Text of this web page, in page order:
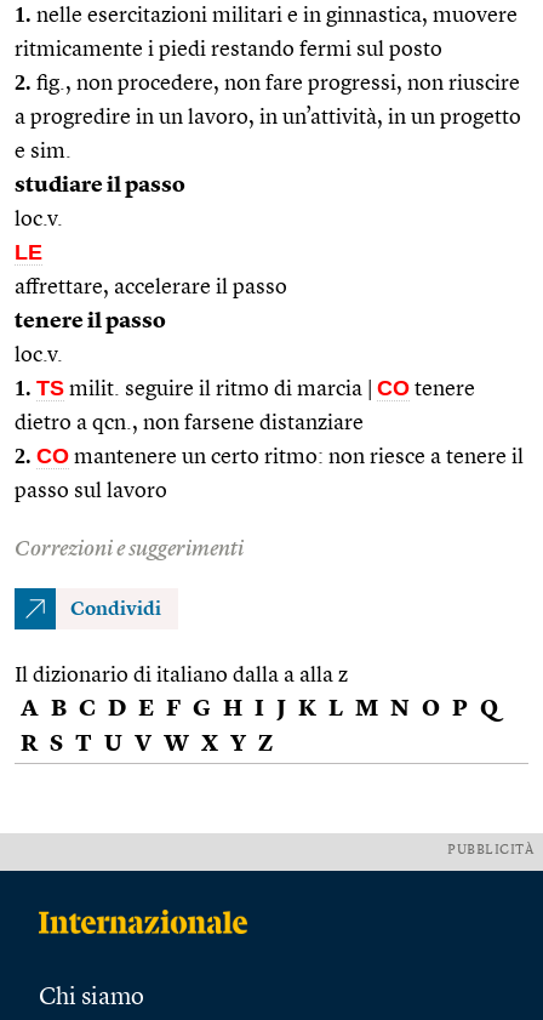
1. nelle esercitazioni militari e in ginnastica, muovere
ritmicamente i piedi restando fermi sul posto
2. fig., non procedere, non fare progressi, non riuscire
a progredire in un lavoro, in un’attività, in un progetto
e sim.
studiare il passo
loc.v.
LE
affrettare, accelerare il passo
tenere il passo
loc.v.
1. TS milit. seguire il ritmo di marcia | CO tenere
dietro a qcn., non farsene distanziare
2. CO mantenere un certo ritmo: non riesce a tenere il
passo sul lavoro
Correzioni e suggerimenti
Condividi
Il dizionario di italiano dalla a alla z
A B C D E F G H I J K L M N O P Q
R S T U V W X Y Z
PUBBLICITÀ
Chi siamo